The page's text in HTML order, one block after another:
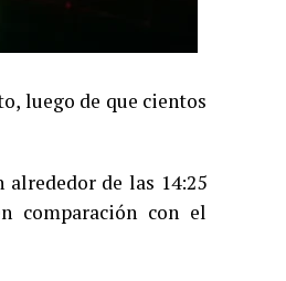
luego de que cientos
de las 14:25
comparación con el